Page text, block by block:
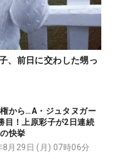
、前日に交わした甥っ
から…A・ジュタヌガー
目！上原彩子が2日連続
快挙
8月29日 (月) 07時06分